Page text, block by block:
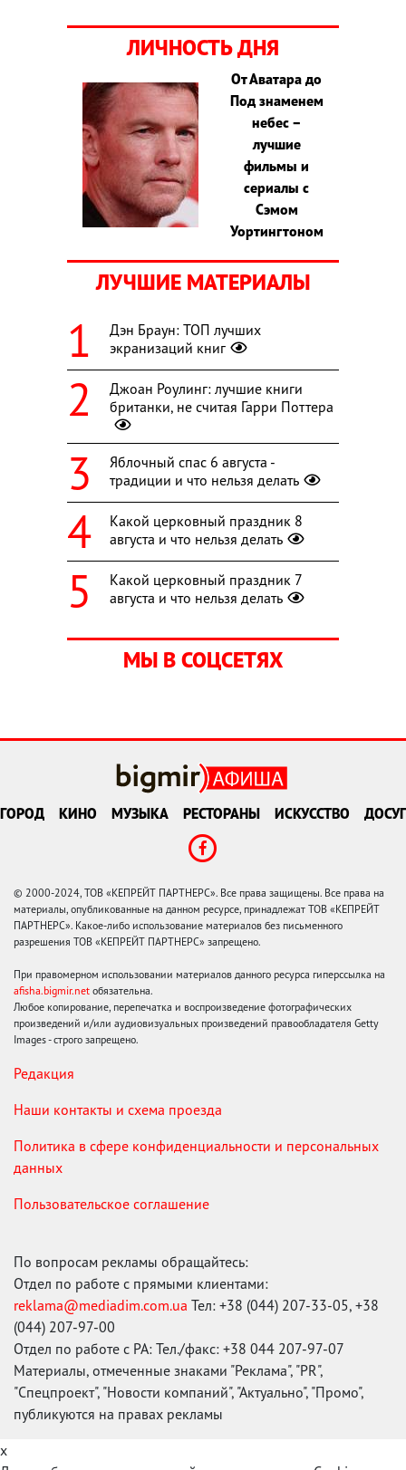
ЛИЧНОСТЬ ДНЯ
От Аватара до
Под знаменем
небес –
лучшие
фильмы и
сериалы с
Сэмом
Уортингтоном
ЛУЧШИЕ МАТЕРИАЛЫ
Дэн Браун: ТОП лучших
экранизаций книг
Джоан Роулинг: лучшие книги
британки, не считая Гарри Поттера
Яблочный спас 6 августа -
традиции и что нельзя делать
Какой церковный праздник 8
августа и что нельзя делать
Какой церковный праздник 7
августа и что нельзя делать
МЫ В СОЦСЕТЯХ
ГОРОД КИНО МУЗЫКА РЕСТОРАНЫ ИСКУССТВО ДОСУГ
© 2000-2024, ТОВ «КЕПРЕЙТ ПАРТНЕРС». Все права защищены. Все права на
материалы, опубликованные на данном ресурсе, принадлежат ТОВ «КЕПРЕЙТ
ПАРТНЕРС». Какое-либо использование материалов без письменного
разрешения ТОВ «КЕПРЕЙТ ПАРТНЕРС» запрещено.
При правомерном использовании материалов данного ресурса гиперссылка на
afisha.bigmir.net обязательна.
Любое копирование, перепечатка и воспроизведение фотографических
произведений и/или аудиовизуальных произведений правообладателя Getty
Images - строго запрещено.
Редакция
Наши контакты и схема проезда
Политика в сфере конфиденциальности и персональных
данных
Пользовательское соглашение
По вопросам рекламы обращайтесь:
Отдел по работе с прямыми клиентами:
reklama@mediadim.com.ua Тел: +38 (044) 207-33-05, +38
(044) 207-97-00
Отдел по работе с РА: Тел./факс: +38 044 207-97-07
Материалы, отмеченные знаками "Реклама", "PR",
"Спецпроект", "Новости компаний", "Актуально", "Промо",
публикуются на правах рекламы
x